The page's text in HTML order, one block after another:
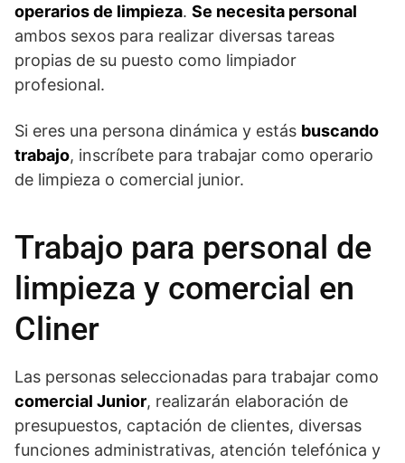
operarios de limpieza. Se necesita personal
ambos sexos para realizar diversas tareas
propias de su puesto como limpiador
profesional.
Si eres una persona dinámica y estás buscando
trabajo, inscríbete para trabajar como operario
de limpieza o comercial junior.
Trabajo para personal de
limpieza y comercial en
Cliner
Las personas seleccionadas para trabajar como
comercial Junior, realizarán elaboración de
presupuestos, captación de clientes, diversas
funciones administrativas, atención telefónica y